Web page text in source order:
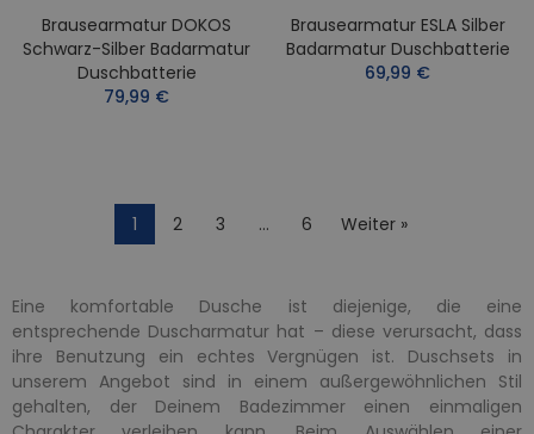
Brausearmatur DOKOS
Schwarz-Silber Badarmatur
Duschbatterie
79,99 €
Brausearmatur ESLA Silber
Badarmatur Duschbatterie
69,99 €
1 2 3 … 6 Weiter »
Eine komfortable Dusche ist diejenige, die eine
entsprechende Duscharmatur hat – diese verursacht, dass
ihre Benutzung ein echtes Vergnügen ist. Duschsets in
unserem Angebot sind in einem außergewöhnlichen Stil
gehalten, der Deinem Badezimmer einen einmaligen